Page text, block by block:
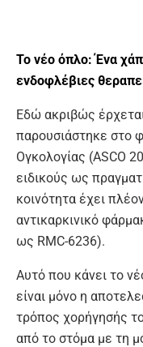
Το νέο όπλο: Ένα
ενδοφλέβιες
Εδώ ακριβώς
παρουσιάστηκε στο
Ογκολογίας (ASCO
ειδικούς ως
κοινότητα έχει
αντικαρκινικό
ως RMC-6236).
Αυτό που κάνει το
είναι μόνο η
τρόπος χορήγησής
από το στόμα με τη